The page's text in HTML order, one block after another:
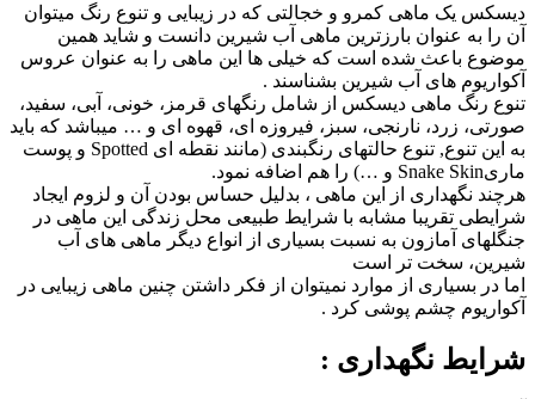
دیسکس یک ماهی کمرو و خجالتی که در زیبایی و تنوع رنگ میتوان
آن را به عنوان بارزترین ماهی آب شیرین دانست و شاید همین
موضوع باعث شده است که خیلی ها این ماهی را به عنوان عروس
آکواریوم های آب شیرین بشناسند .
تنوع رنگ ماهی دیسکس از شامل رنگهای قرمز، خونی، آبی، سفید،
صورتی، زرد، نارنجی، سبز، فیروزه ای، قهوه ای و … میباشد که باید
به این تنوع, تنوع حالتهای رنگبندی (مانند نقطه ای Spotted و پوست
ماریSnake Skin و …) را هم اضافه نمود.
هرچند نگهداری از این ماهی ، بدلیل حساس بودن آن و لزوم ایجاد
شرایطی تقریبا مشابه با شرایط طبیعی محل زندگی این ماهی در
جنگلهای آمازون به نسبت بسیاری از انواع دیگر ماهی های آب
شیرین، سخت تر است
اما در بسیاری از موارد نمیتوان از فکر داشتن چنین ماهی زیبایی در
آکواریوم چشم پوشی کرد .
شرایط نگهداری :